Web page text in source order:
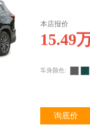
本店报价
15.49
车身颜色:
询底价